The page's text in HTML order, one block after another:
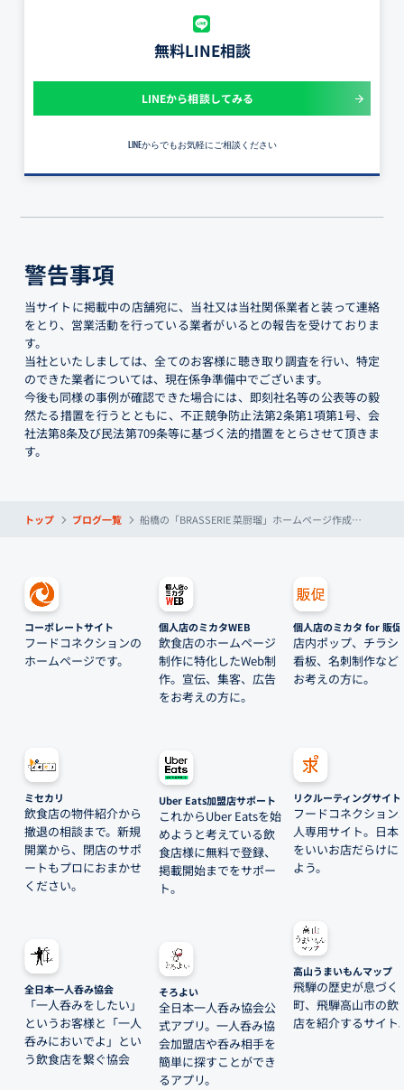
無料LINE相談
LINEから相談してみる
LINEからでもお気軽にご相談ください
警告事項
当サイトに掲載中の店舗宛に、当社又は当社関係業者と装って連絡
をとり、営業活動を行っている業者がいるとの報告を受けておりま
す。
当社といたしましては、全てのお客様に聴き取り調査を行い、特定
のできた業者については、現在係争準備中でございます。
今後も同様の事例が確認できた場合には、即刻社名等の公表等の毅
然たる措置を行うとともに、不正競争防止法第2条第1項第1号、会
社法第8条及び民法第709条等に基づく法的措置をとらさせて頂きま
す。
トップ ブログ一覧 船橋の「BRASSERIE 菜厨瑠」ホームページ作成で反響＆集客効果を上げたお客様の声を紹介
コーポレートサイト
フードコネクションの
ホームページです。
ミセカリ
飲食店の物件紹介から
撤退の相談まで。新規
開業から、閉店のサポ
ートもプロにおまかせ
ください。
全日本一人呑み協会
「一人呑みをしたい」
というお客様と「一人
呑みにおいでよ」とい
う飲食店を繋ぐ協会
個人店のミカタWEB
飲食店のホームページ
制作に特化したWeb制
作。宣伝、集客、広告
をお考えの方に。
Uber Eats加盟店サポート
これからUber Eatsを始
めようと考えている飲
食店様に無料で登録、
掲載開始までをサポー
ト。
そろよい
全日本一人呑み協会公
式アプリ。一人呑み協
会加盟店や呑み相手を
簡単に探すことができ
るアプリ。
個人店のミカタ for 販促
店内ポップ、チラシ
看板、名刺制作など
お考えの方に。
リクルーティングサイト
フードコネクション
人専用サイト。日本
をいいお店だらけに
よう。
高山うまいもんマップ
飛騨の歴史が息づく
町、飛騨高山市の飲
店を紹介するサイト